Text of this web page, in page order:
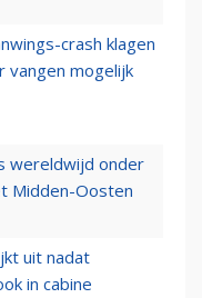
crash klagen
vangen mogelijk
wereldwijd onder
Midden-Oosten
uit nadat
in cabine